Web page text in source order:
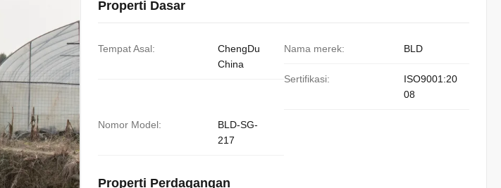
Properti Dasar
Tempat Asal:
ChengDu
China
Nama merek: BLD
Sertifikasi:
ISO9001:20
08
Nomor Model:
BLD-SG-
217
Properti Perdagangan